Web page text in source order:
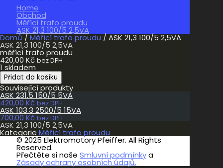
Home
Obchod
Měřící trafo proudu
ASK 21,3 100/5 2,5VA
Domů / Měřící trafo proudu / ASK 21,3 100/5 2,5VA
ASK 21,3 100/5 2,5VA
měřící trafo proudu
420,00 Kč bez DPH
1 skladem
ASK
21,3
100/5
2,5VA
množství
Přidat do košíku
Související produkty
ASK 231.5 150/5 5VA
420,00 Kč bez DPH
ASK 103.3 2500/5 15VA
700,00 Kč bez DPH
ASK 21,3 100/5 2,5VA
Kategorie Měřící trafo proudu
© 2025 Elektromotory Pfeiffer. All Rights
Reserved.
Přečtěte si naše Smluvní podmínkya
Zásady ochrany osobních údajů.